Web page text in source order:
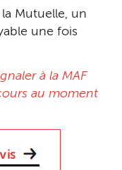
Mutuelle, un
une fois
à la MAF
au moment